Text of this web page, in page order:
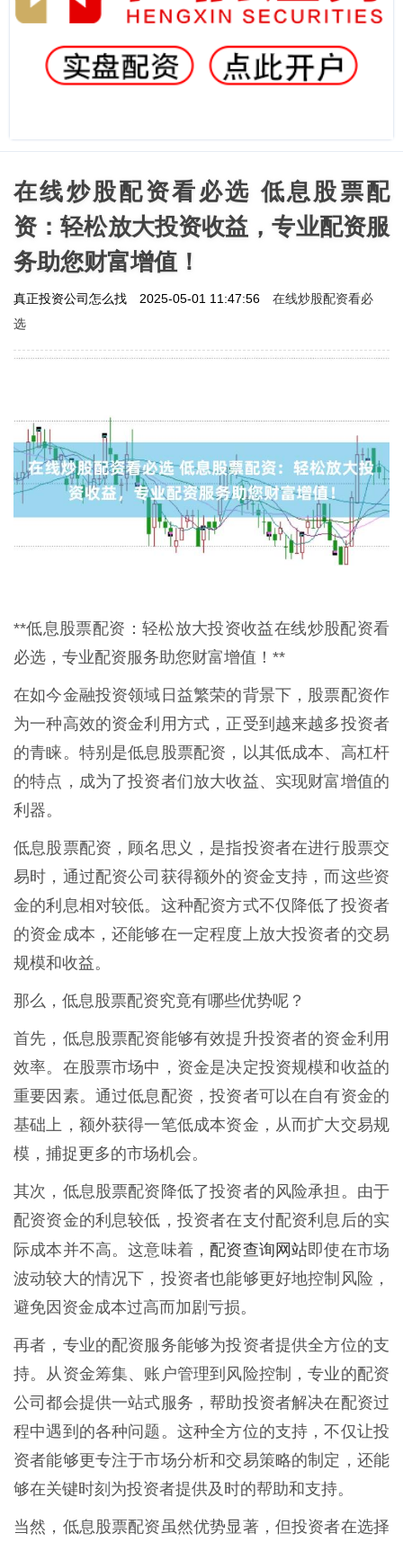
在线炒股配资看必选 低息股票配
资：轻松放大投资收益，专业配资服
务助您财富增值！
真正投资公司怎么找 2025-05-01 11:47:56
在线炒股配资看必
选
**低息股票配资：轻松放大投资收益在线炒股配资看
必选，专业配资服务助您财富增值！**
在如今金融投资领域日益繁荣的背景下，股票配资作
为一种高效的资金利用方式，正受到越来越多投资者
的青睐。特别是低息股票配资，以其低成本、高杠杆
的特点，成为了投资者们放大收益、实现财富增值的
利器。
低息股票配资，顾名思义，是指投资者在进行股票交
易时，通过配资公司获得额外的资金支持，而这些资
金的利息相对较低。这种配资方式不仅降低了投资者
的资金成本，还能够在一定程度上放大投资者的交易
规模和收益。
那么，低息股票配资究竟有哪些优势呢？
首先，低息股票配资能够有效提升投资者的资金利用
效率。在股票市场中，资金是决定投资规模和收益的
重要因素。通过低息配资，投资者可以在自有资金的
基础上，额外获得一笔低成本资金，从而扩大交易规
模，捕捉更多的市场机会。
其次，低息股票配资降低了投资者的风险承担。由于
配资资金的利息较低，投资者在支付配资利息后的实
际成本并不高。这意味着，配资查询网站即使在市场
波动较大的情况下，投资者也能够更好地控制风险，
避免因资金成本过高而加剧亏损。
再者，专业的配资服务能够为投资者提供全方位的支
持。从资金筹集、账户管理到风险控制，专业的配资
公司都会提供一站式服务，帮助投资者解决在配资过
程中遇到的各种问题。这种全方位的支持，不仅让投
资者能够更专注于市场分析和交易策略的制定，还能
够在关键时刻为投资者提供及时的帮助和支持。
当然，低息股票配资虽然优势显著，但投资者在选择